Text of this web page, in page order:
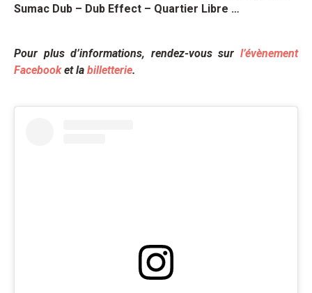
Sumac Dub – Dub Effect – Quartier Libre …
Pour plus d’informations, rendez-vous sur l’évènement
Facebooket la billetterie.